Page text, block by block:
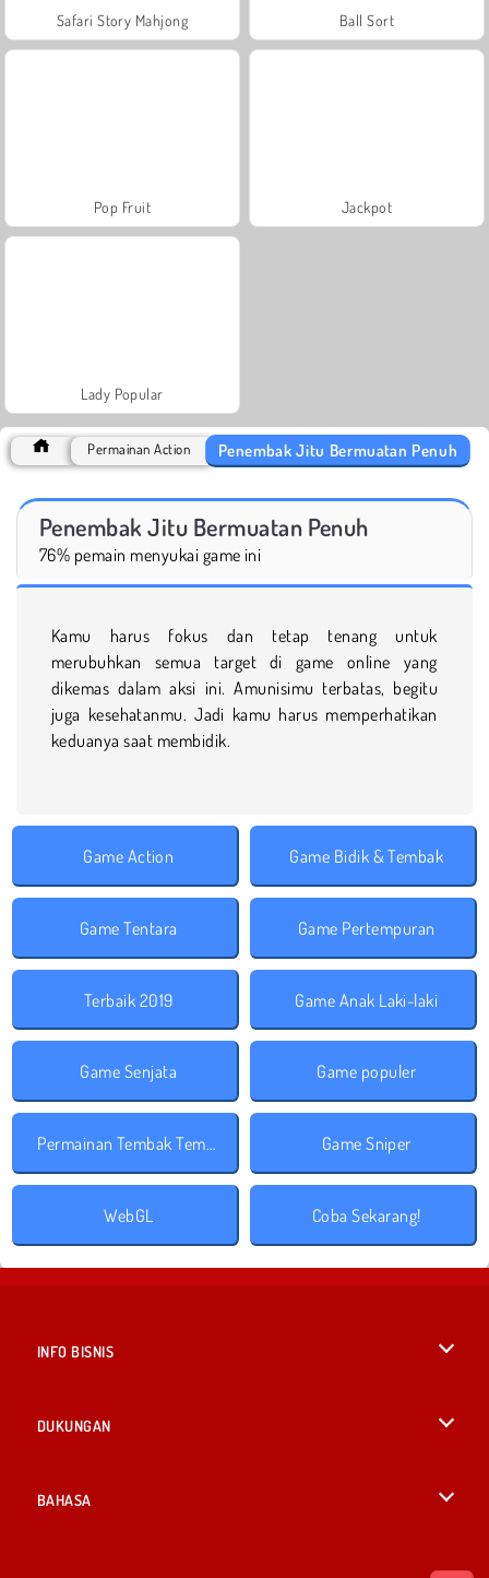
Safari Story Mahjong Ball Sort
Pop Fruit Jackpot
Lady Popular
Permainan Action Penembak Jitu Bermuatan Penuh
Penembak Jitu Bermuatan Penuh
76% pemain menyukai game ini
Kamu harus fokus dan tetap tenang untuk
merubuhkan semua target di game online yang
dikemas dalam aksi ini. Amunisimu terbatas, begitu
juga kesehatanmu. Jadi kamu harus memperhatikan
keduanya saat membidik.
Game Action Game Bidik & Tembak
Game Tentara Game Pertempuran
Terbaik 2019 Game Anak Laki-laki
Game Senjata Game populer
Permainan Tembak Tembakan Game Sniper
WebGL Coba Sekarang!
INFO BISNIS
DUKUNGAN
BAHASA